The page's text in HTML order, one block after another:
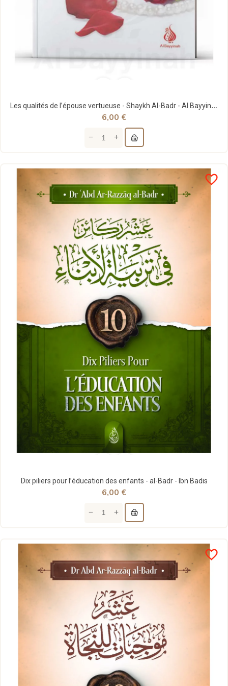
Les qualités de l’épouse vertueuse - Shaykh Al-Badr - Al Bayyinah
6,00 €
favorite_border
Dix piliers pour l’éducation des enfants - al-Badr - Ibn Badis
6,00 €
favorite_border